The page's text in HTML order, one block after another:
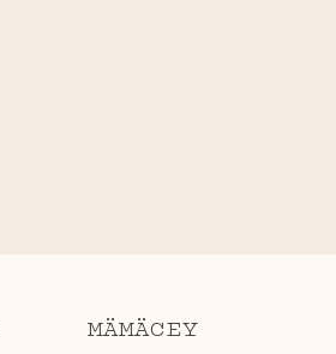
MÄMÄCEY